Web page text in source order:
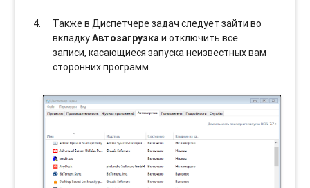
Также в Диспетчере задач следует зайти во
вкладкуАвтозагрузкаи отключить все
записи, касающиеся запуска неизвестных вам
сторонних программ.